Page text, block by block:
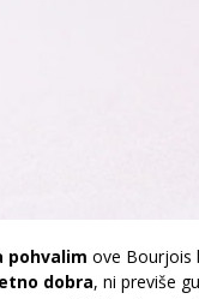
pohvalim ove Bourjois
dobra, ni previše